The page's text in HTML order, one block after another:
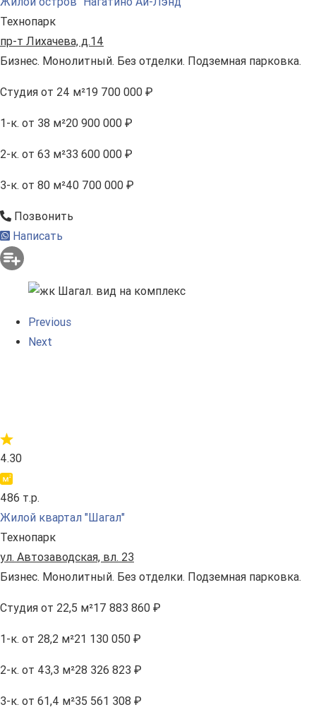
Технопарк
пр-т Лихачева, д.14
Бизнес. Монолитный. Без отделки. Подземная парковка.
Студия от 24 м²19 700 000 ₽
1-к. от 38 м²20 900 000 ₽
2-к. от 63 м²33 600 000 ₽
3-к. от 80 м²40 700 000 ₽
Позвонить
Написать
Previous
Next
4.30
486 т.р.
Жилой квартал "Шагал"
Технопарк
ул. Автозаводская, вл. 23
Бизнес. Монолитный. Без отделки. Подземная парковка.
Студия от 22,5 м²17 883 860 ₽
1-к. от 28,2 м²21 130 050 ₽
2-к. от 43,3 м²28 326 823 ₽
3-к. от 61,4 м²35 561 308 ₽